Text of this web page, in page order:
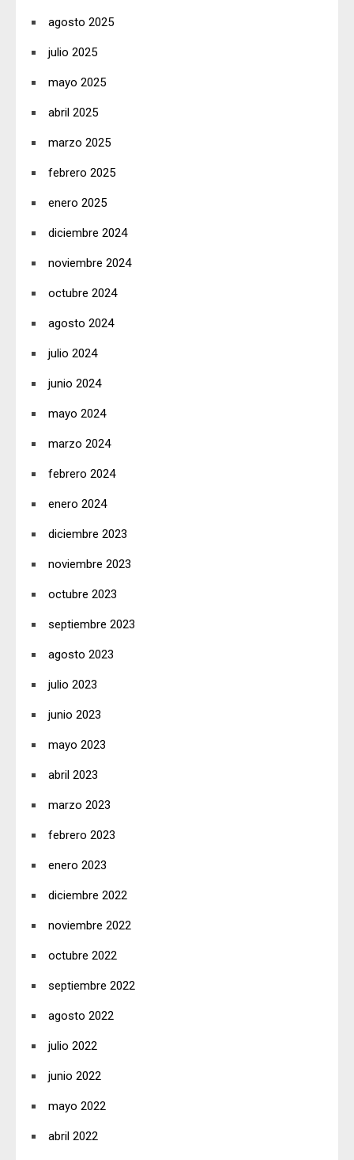
agosto 2025
julio 2025
mayo 2025
abril 2025
marzo 2025
febrero 2025
enero 2025
diciembre 2024
noviembre 2024
octubre 2024
agosto 2024
julio 2024
junio 2024
mayo 2024
marzo 2024
febrero 2024
enero 2024
diciembre 2023
noviembre 2023
octubre 2023
septiembre 2023
agosto 2023
julio 2023
junio 2023
mayo 2023
abril 2023
marzo 2023
febrero 2023
enero 2023
diciembre 2022
noviembre 2022
octubre 2022
septiembre 2022
agosto 2022
julio 2022
junio 2022
mayo 2022
abril 2022